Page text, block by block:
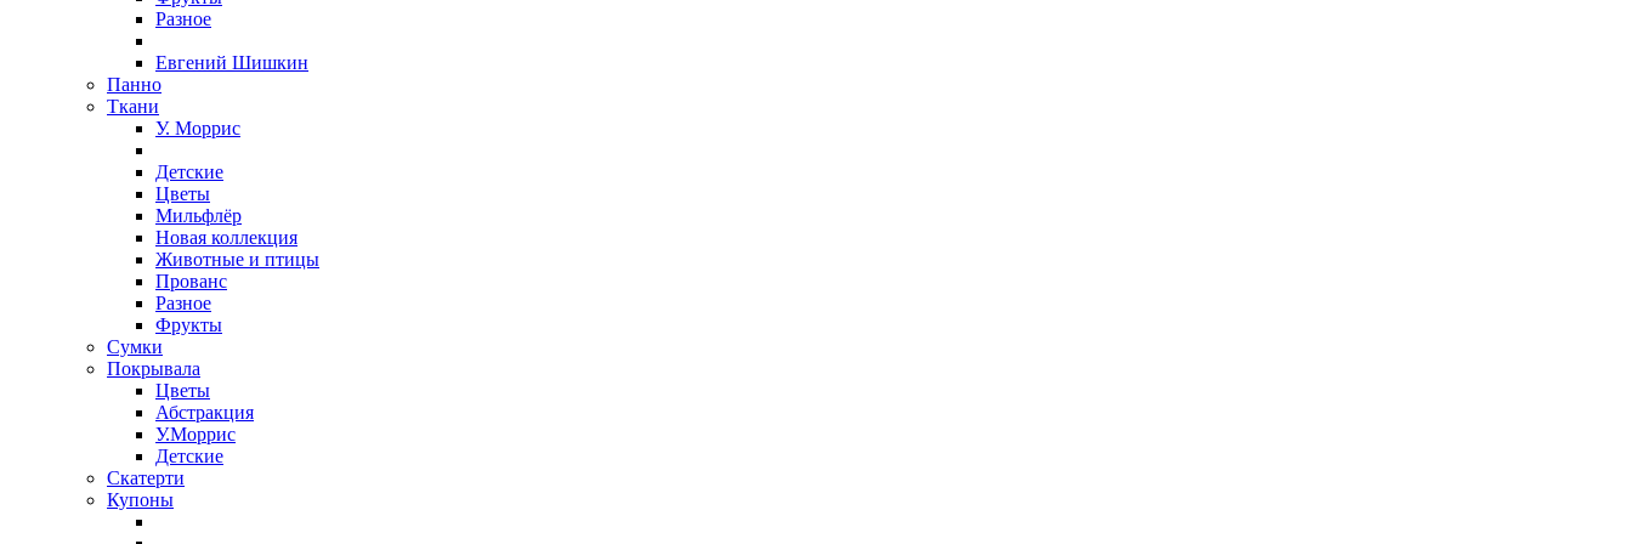
Разное
Евгений Шишкин
Панно
Ткани
У. Моррис
Детские
Цветы
Мильфлёр
Новая коллекция
Животные и птицы
Прованс
Разное
Фрукты
Сумки
Покрывала
Цветы
Абстракция
У.Моррис
Детские
Скатерти
Купоны